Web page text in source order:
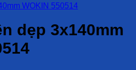
dẹp 3x140mm